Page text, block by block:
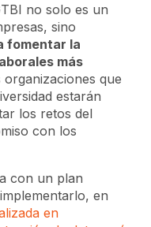
no solo es un
sino
fomentar la
más
organizaciones que
estarán
los retos del
con los
con un plan
en
en